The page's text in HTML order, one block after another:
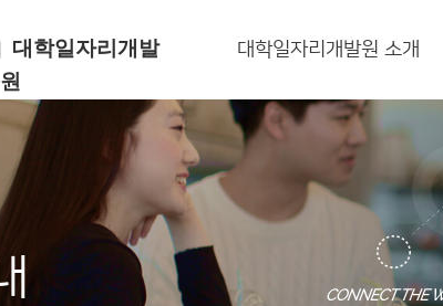
대학일자리개발
원
개발원
대학일자리개발원 소개